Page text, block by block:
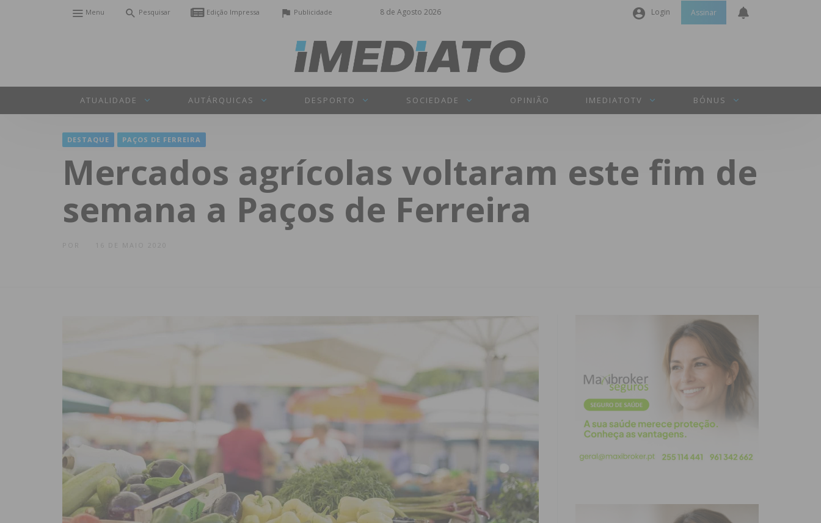
8 de Agosto 2026
Menu Pesquisar Edição Impressa Publicidade Login
Senha
INICIAR SESSÃO
Assinar
ATUALIDADE AUTÁRQUICAS DESPORTO SOCIEDADE OPINIÃO IMEDIATOTV BÓNUS
DESTAQUE PAÇOS DE FERREIRA
Mercados agrícolas voltaram este fim de
semana a Paços de Ferreira
16 DE MAIO 2020